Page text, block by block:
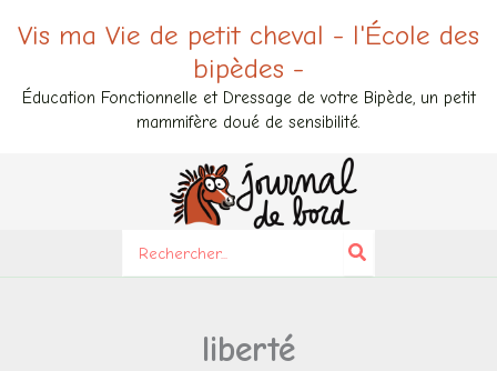
Vis ma Vie de petit cheval - l'École des
bipèdes -
Éducation Fonctionnelle et Dressage de votre Bipède, un petit
mammifère doué de sensibilité.
for:
liberté